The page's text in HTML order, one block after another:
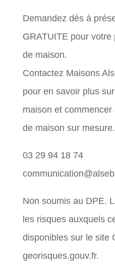
Demandez dès à
GRATUITE pour
de maison.
Contactez Maisons
pour en savoir plus
maison et
de maison sur mesure.
03 29 94 18 74
Non soumis au DPE.
les risques auxquels
disponibles sur le site
georisques.gouv.fr.